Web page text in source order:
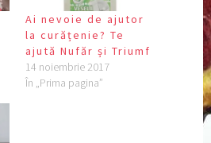
Ai nevoie de ajutor
la curățenie? Te
ajută Nufăr și Triumf
14 noiembrie 2017
În „Prima pagina”